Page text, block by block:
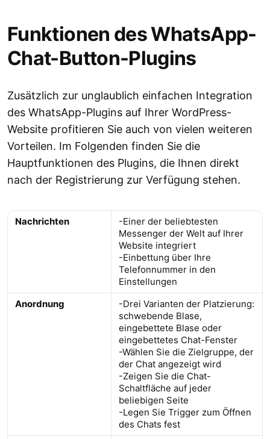
Funktionen des WhatsApp-
Chat-Button-Plugins
Zusätzlich zur unglaublich einfachen Integration
des WhatsApp-Plugins auf Ihrer WordPress-
Website profitieren Sie auch von vielen weiteren
Vorteilen. Im Folgenden finden Sie die
Hauptfunktionen des Plugins, die Ihnen direkt
nach der Registrierung zur Verfügung stehen.
Nachrichten
-Einer der beliebtesten
Messenger der Welt auf Ihrer
Website integriert
-Einbettung über Ihre
Telefonnummer in den
Einstellungen
Anordnung
-Drei Varianten der Platzierung:
schwebende Blase,
eingebettete Blase oder
eingebettetes Chat-Fenster
-Wählen Sie die Zielgruppe, der
der Chat angezeigt wird
-Zeigen Sie die Chat-
Schaltfläche auf jeder
beliebigen Seite
-Legen Sie Trigger zum Öffnen
des Chats fest